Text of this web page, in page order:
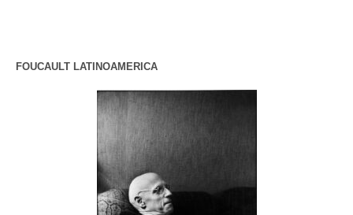
FOUCAULT LATINOAMERICA